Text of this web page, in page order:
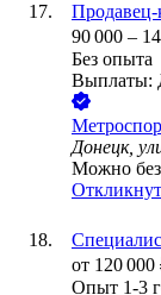
Продавец-
90 000 –
Без опыта
Выплаты:
Донецк,
Можно
от 120 000
Опыт 1-3